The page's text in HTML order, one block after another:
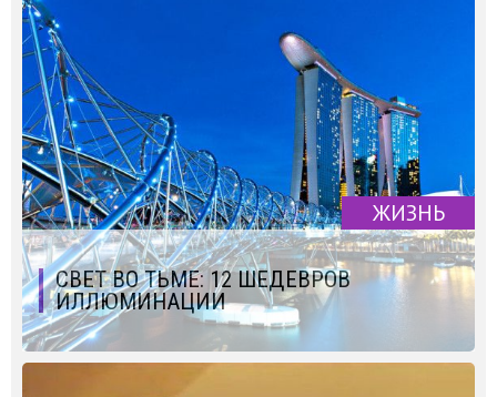
ЖИЗНЬ
СВЕТ ВО ТЬМЕ: 12 ШЕДЕВРОВ
ИЛЛЮМИНАЦИИ